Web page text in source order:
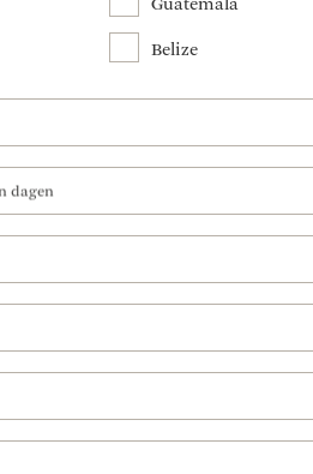
Belize
dagen